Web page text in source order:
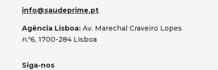
info@saudeprime.pt
Agência Lisboa: Av. Marechal Craveiro Lopes
n.º6, 1700-284 Lisboa
Siga-nos